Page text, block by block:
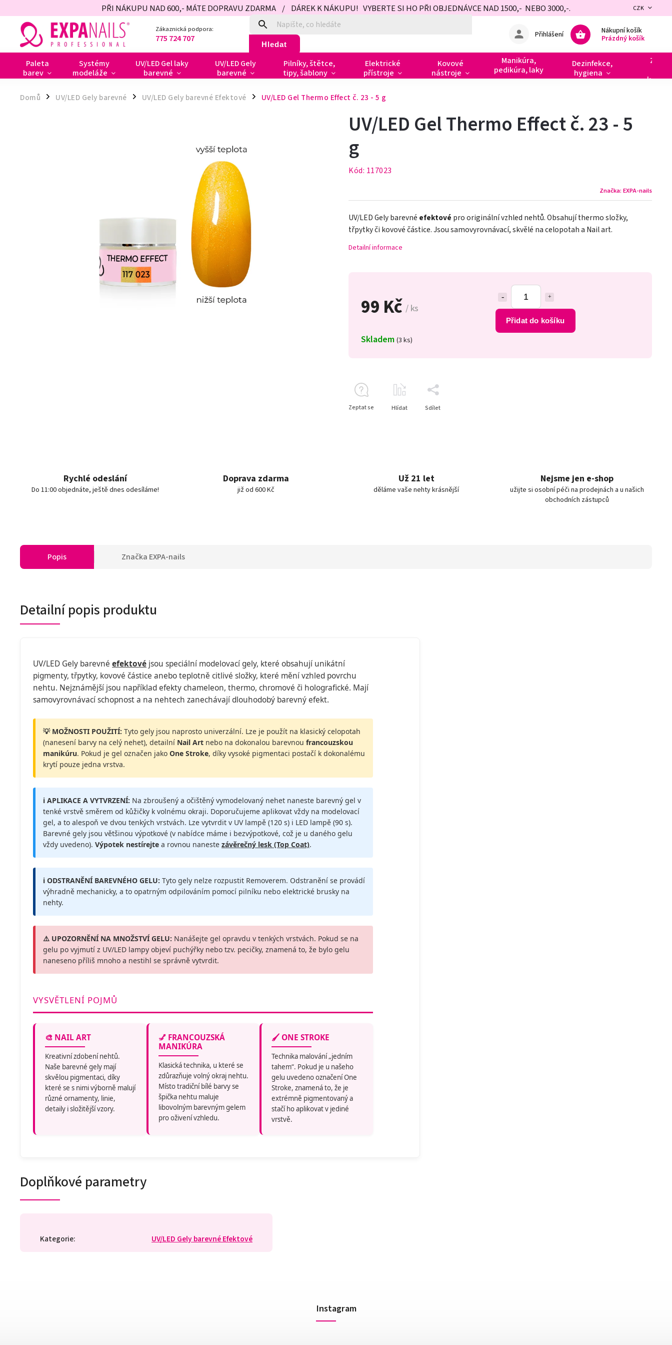
PŘI NÁKUPU NAD 600,- MÁTE DOPRAVU ZDARMA / DÁREK K NÁKUPU! VYBERTE SI HO PŘI OBJEDNÁVCE NAD 1500,- NEBO 3000,-. CZK
Zákaznická podpora:
775 724 707 Hledat
Nákupní košík
Prázdný košík
Přihlášení
Paleta
barev
Systémy
modeláže
UV/LED Gel laky
barevné
UV/LED Gely
barevné
Pilníky, štětce,
tipy, šablony
Elektrické
přístroje
Kovové
nástroje
Manikúra,
pedikúra, laky
Dezinfekce,
hygiena
Domů / UV/LED Gely barevné / UV/LED Gely barevné Efektové / UV/LED Gel Thermo Effect č. 23 - 5 g
99 Kč/ ks
Přidat do košíku
Skladem (3 ks)
UV/LED Gel Thermo Effect č. 23 - 5
g
Kód: 117023
Značka: EXPA-nails
UV/LED Gely barevné efektové pro originální vzhled nehtů. Obsahují thermo složky,
třpytky či kovové částice. Jsou samovyrovnávací, skvělé na celopotah a Nail art.
Detailní informace
Zeptat se Hlídat Sdílet
Rychlé odeslání
Do 11:00 objednáte, ještě dnes odesíláme!
Doprava zdarma
již od 600 Kč
Už 21 let
děláme vaše nehty krásnější
Nejsme jen e-shop
užijte si osobní péči na prodejnách a u našich
obchodních zástupců
Popis Značka EXPA-nails
Detailní popis produktu
UV/LED Gely barevné efektové jsou speciální modelovací gely, které obsahují unikátní
pigmenty, třpytky, kovové částice anebo teplotně citlivé složky, které mění vzhled povrchu
nehtu. Nejznámější jsou například efekty chameleon, thermo, chromové či holografické. Mají
samovyrovnávací schopnost a na nehtech zanechávají dlouhodobý barevný efekt.
💡 MOŽNOSTI POUŽITÍ: Tyto gely jsou naprosto univerzální. Lze je použít na klasický celopotah
(nanesení barvy na celý nehet), detailní Nail Art nebo na dokonalou barevnou francouzskou
manikúru. Pokud je gel označen jako One Stroke, díky vysoké pigmentaci postačí k dokonalému
krytí pouze jedna vrstva.
ℹ️ APLIKACE A VYTVRZENÍ: Na zbroušený a očištěný vymodelovaný nehet naneste barevný gel v
tenké vrstvě směrem od kůžičky k volnému okraji. Doporučujeme aplikovat vždy na modelovací
gel, a to alespoň ve dvou tenkých vrstvách. Lze vytvrdit v UV lampě (120 s) i LED lampě (90 s).
Barevné gely jsou většinou výpotkové (v nabídce máme i bezvýpotkové, což je u daného gelu
vždy uvedeno). Výpotek nestírejte a rovnou naneste závěrečný lesk (Top Coat).
ℹ️ ODSTRANĚNÍ BAREVNÉHO GELU: Tyto gely nelze rozpustit Removerem. Odstranění se provádí
výhradně mechanicky, a to opatrným odpilováním pomocí pilníku nebo elektrické brusky na
nehty.
⚠️ UPOZORNĚNÍ NA MNOŽSTVÍ GELU: Nanášejte gel opravdu v tenkých vrstvách. Pokud se na
gelu po vyjmutí z UV/LED lampy objeví puchýřky nebo tzv. pecičky, znamená to, že bylo gelu
naneseno příliš mnoho a nestihl se správně vytvrdit.
VYSVĚTLENÍ POJMŮ
🎨 NAIL ART
Kreativní zdobení nehtů.
Naše barevné gely mají
skvělou pigmentaci, díky
které se s nimi výborně malují
různé ornamenty, linie,
detaily i složitější vzory.
💅 FRANCOUZSKÁ
MANIKÚRA
Klasická technika, u které se
zdůrazňuje volný okraj nehtu.
Místo tradiční bílé barvy se
špička nehtu maluje
libovolným barevným gelem
pro oživení vzhledu.
🖌️ ONE STROKE
Technika malování „jedním
tahem“. Pokud je u našeho
gelu uvedeno označení One
Stroke, znamená to, že je
extrémně pigmentovaný a
stačí ho aplikovat v jediné
vrstvě.
Doplňkové parametry
Kategorie: UV/LED Gely barevné Efektové
Instagram